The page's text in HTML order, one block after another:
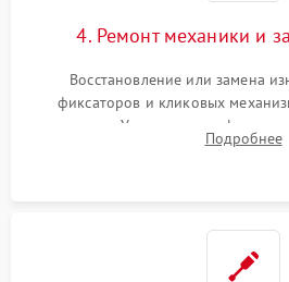
4. Ремонт механики и
Восстановление или замена
фиксаторов и кликовых
поправок. Устранение люфтов в
поврежденных линз, разбитой
Подробнее